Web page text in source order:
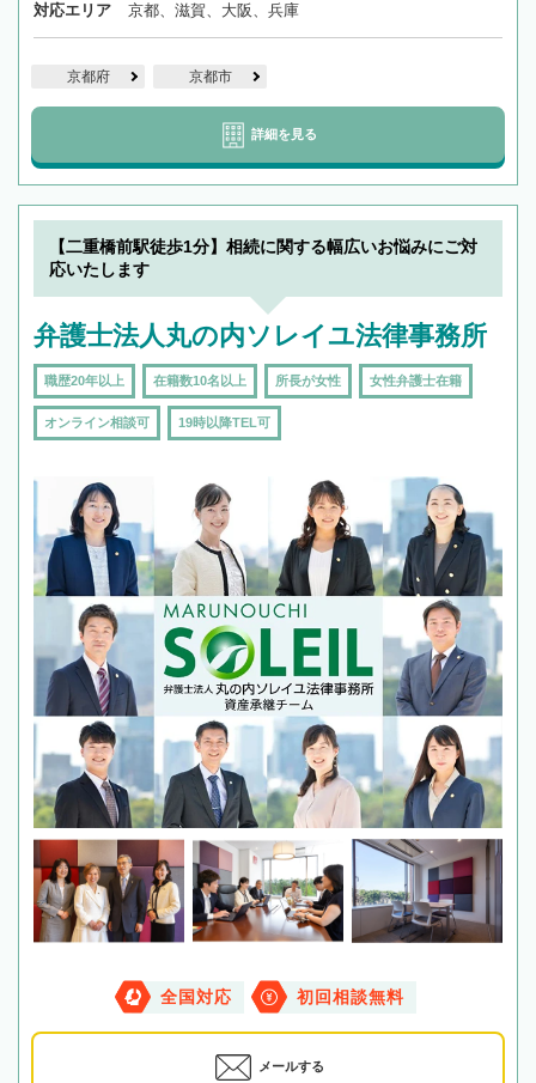
対応エリア 京都、滋賀、大阪、兵庫
京都府 京都市
詳細を見る
【二重橋前駅徒歩1分】相続に関する幅広いお悩みにご対
応いたします
弁護士法人丸の内ソレイユ法律事務所
職歴20年以上 在籍数10名以上 所長が女性 女性弁護士在籍
オンライン相談可 19時以降TEL可
全国対応 初回相談無料
メールする